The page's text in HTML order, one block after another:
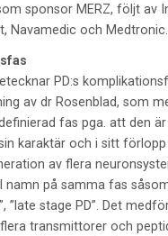
sponsor MERZ, följt av
Navamedic och Medtronic.
PD:s
av dr Rosenblad, som
fas pga. att den
karaktär och i sitt
av flera
namn på samma fas
”late stage PD”. Det
transmittorer och